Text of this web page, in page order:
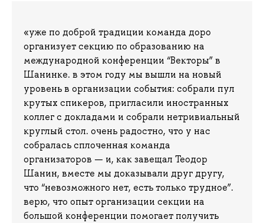
«уже по доброй традиции команда доро
организует секцию по образованию на
международной конференции “Векторы” в
Шанинке. в этом году мы вышли на новый
уровень в организации события: собрали пул
крутых спикеров, пригласили иностранных
коллег с докладами и собрали нетривиальный
круглый стол. очень радостно, что у нас
собралась сплоченная команда
организаторов — и, как завещал Теодор
Шанин, вместе мы доказывали друг другу,
что “невозможного нет, есть только трудное”.
верю, что опыт организации секции на
большой конференции помогает получить